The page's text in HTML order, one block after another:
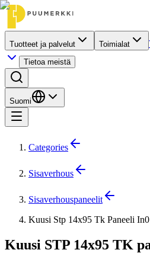
Tuotteet ja palvelut Toimialat
Tietoa meistä
Suomi
Categories
Sisaverhous
Sisaverhouspaneelit
Kuusi Stp 14x95 Tk Paneeli
Kuusi STP 14x95 TK